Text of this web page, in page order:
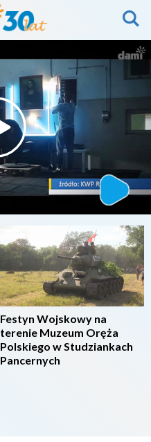
Festyn Wojskowy na
terenie Muzeum Oręża
Polskiego w Studziankach
Pancernych